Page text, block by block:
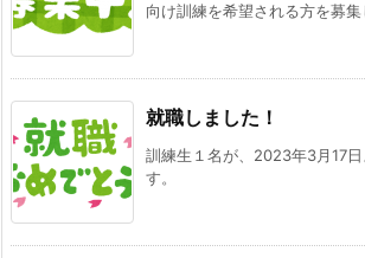
向け訓練を希望される方を募
就職しました！
訓練生１名が、2023年3月17
す。